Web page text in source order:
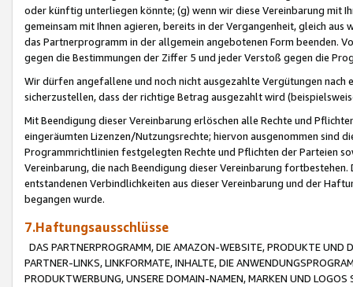
oder künftig unterliegen könnte; (g) wenn wir diese Vereinbarung mit
gemeinsam mit Ihnen agieren, bereits in der Vergangenheit, gleich
das Partnerprogramm in der allgemein angebotenen Form beenden.
gegen die Bestimmungen der Ziffer 5 und jeder Verstoß gegen die
Wir dürfen angefallene und noch nicht ausgezahlte Vergütungen
sicherzustellen, dass der richtige Betrag ausgezahlt wird
Mit Beendigung dieser Vereinbarung erlöschen alle Rechte und
eingeräumten Lizenzen/Nutzungsrechte; hiervon ausgenommen sind
Programmrichtlinien festgelegten Rechte und Pflichten der Parteien
Vereinbarung, die nach Beendigung dieser Vereinbarung
entstandenen Verbindlichkeiten aus dieser Vereinbarung und der
begangen wurde.
7.Haftungsausschlüsse
DAS PARTNERPROGRAMM, DIE AMAZON-WEBSITE, PRODUKTE UND
PARTNER-LINKS, LINKFORMATE, INHALTE, DIE
PRODUKTWERBUNG, UNSERE DOMAIN-NAMEN, MARKEN UND